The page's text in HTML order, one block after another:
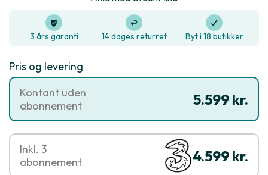
3 års garanti 14 dages returret Byt i 18 butikker
Pris og levering
5.599 kr.
Kontant uden
abonnement
4.599 kr.
Inkl. 3
abonnement